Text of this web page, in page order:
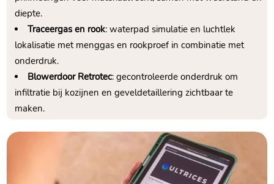
diepte.​
Traceergas en rook: waterpad simulatie en luchtlek
lokalisatie met menggas en rookproef in combinatie met
onderdruk.​
Blowerdoor Retrotec: gecontroleerde onderdruk om
infiltratie bij kozijnen en geveldetaillering zichtbaar te
maken.​